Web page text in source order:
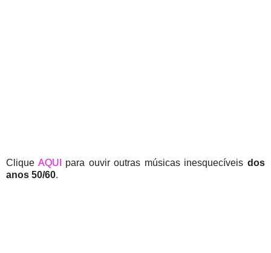
Clique AQUI para ouvir outras músicas inesquecíveisdos
anos 50/60.